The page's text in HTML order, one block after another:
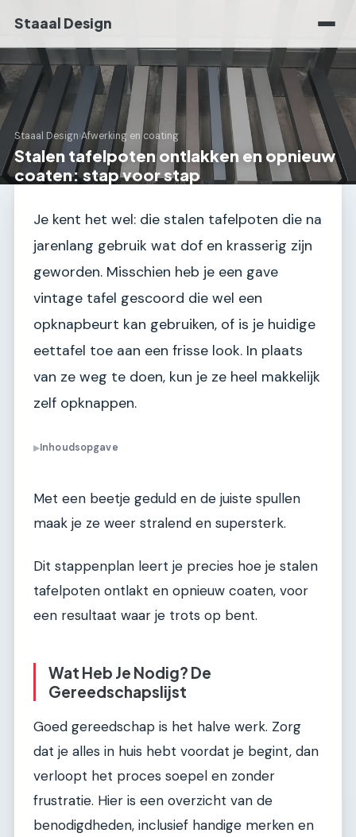
Staaal Design
Staaal Design›Afwerking en coating
Stalen tafelpoten ontlakken en opnieuw
coaten: stap voor stap
Je kent het wel: die stalen tafelpoten die na
jarenlang gebruik wat dof en krasserig zijn
geworden. Misschien heb je een gave
vintage tafel gescoord die wel een
opknapbeurt kan gebruiken, of is je huidige
eettafel toe aan een frisse look. In plaats
van ze weg te doen, kun je ze heel makkelijk
zelf opknappen.
▶Inhoudsopgave
Met een beetje geduld en de juiste spullen
maak je ze weer stralend en supersterk.
Dit stappenplan leert je precies hoe je stalen
tafelpoten ontlakt en opnieuw coaten, voor
een resultaat waar je trots op bent.
Wat Heb Je Nodig? De
Gereedschapslijst
Goed gereedschap is het halve werk. Zorg
dat je alles in huis hebt voordat je begint, dan
verloopt het proces soepel en zonder
frustratie. Hier is een overzicht van de
benodigdheden, inclusief handige merken en